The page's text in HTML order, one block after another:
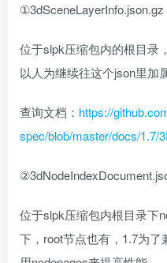
①3dSceneLayerInfo.json.gz
位于slpk压缩包内的根目录
以人为继续往这个json里加
查询文档： https://
spec/blob/master/docs/1.7/
位于slpk压缩包内根目录下
下，root节点也有，1.7为